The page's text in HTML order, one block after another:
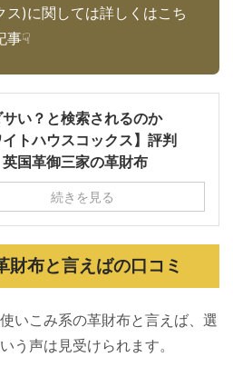
ス)に関しては詳しくはこち
事☟
い？と検索されるのか
イトハウスコックス】評判
国革御三家の革財布
続きを見る
財布と言えばの口コミ
いこみ系の革財布と言えば、選
う声は見受けられます。